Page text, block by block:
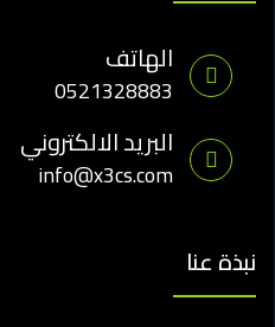
الهاتف
0521328883
البريد الالكتروني
info@x3cs.com
نبذة عنا